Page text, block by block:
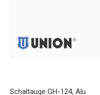
Schaltauge GH-124, Alu